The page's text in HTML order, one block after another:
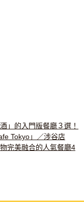
」的入門版餐廳３選！
Tokyo」／涉谷店
完美融合的人氣餐廳4